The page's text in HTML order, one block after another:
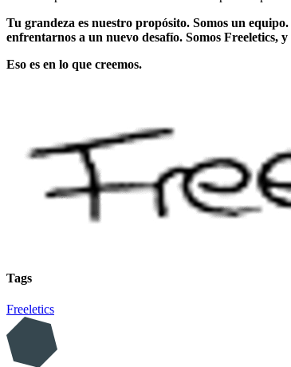
Tu grandeza es nuestro propósito. Somos un
enfrentarnos a un nuevo desafío. Somos Freeletics,
Eso es en lo que creemos.
Tags
Freeletics